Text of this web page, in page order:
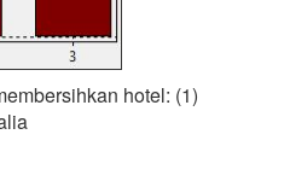
hotel: (1)